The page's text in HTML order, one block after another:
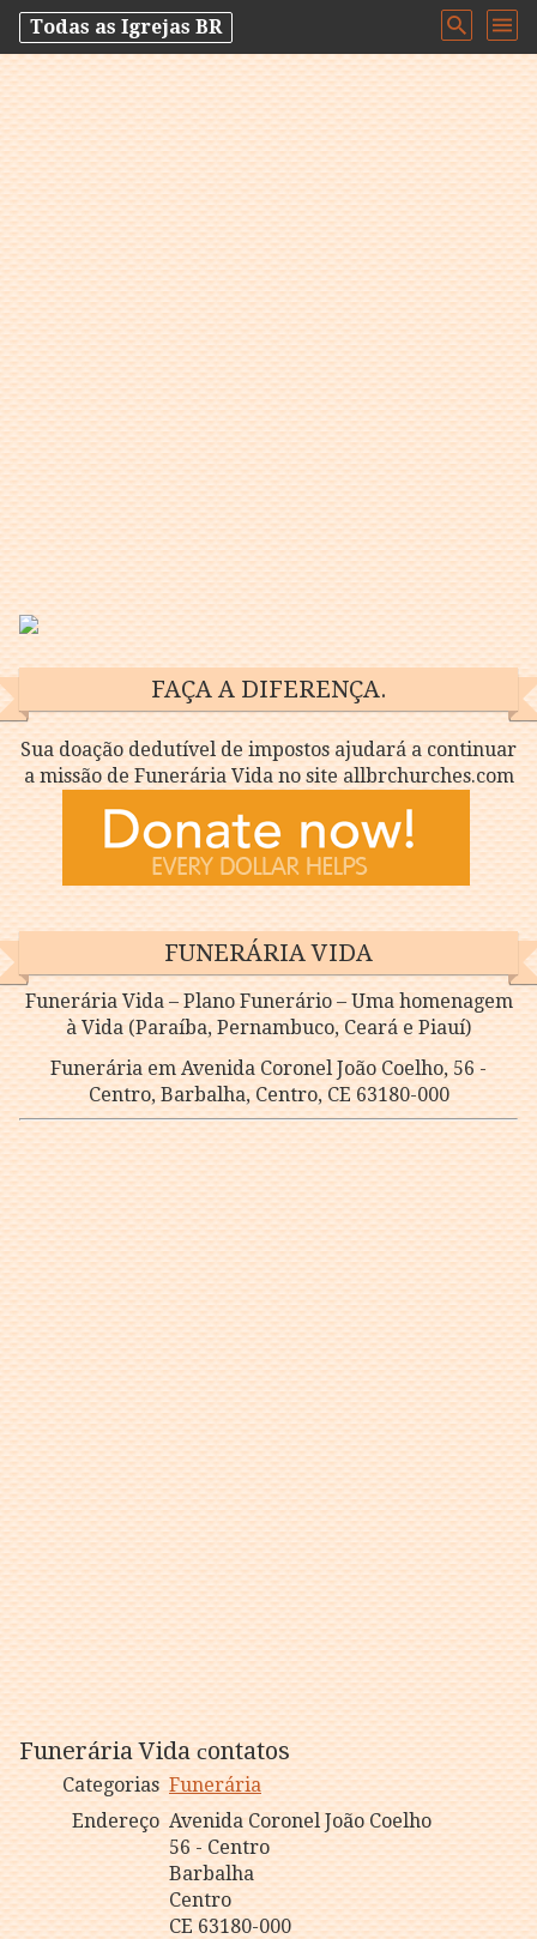
Todas as Igrejas BR
FUNERÁRIA VIDA
Funerária Vida – Plano Funerário – Uma homenagem
à Vida (Paraíba, Pernambuco, Ceará e Piauí)
Funerária em Avenida Coronel João Coelho, 56 -
Centro, Barbalha, Centro, CE 63180-000
Funerária Vida сontatos
Categorias Funerária
Endereço Avenida Coronel João Coelho
56 - Centro
Barbalha
Centro
CE 63180-000
FAÇA A DIFERENÇA.
Sua doação dedutível de impostos ajudará a continuar
a missão de Funerária Vida no site allbrchurches.com